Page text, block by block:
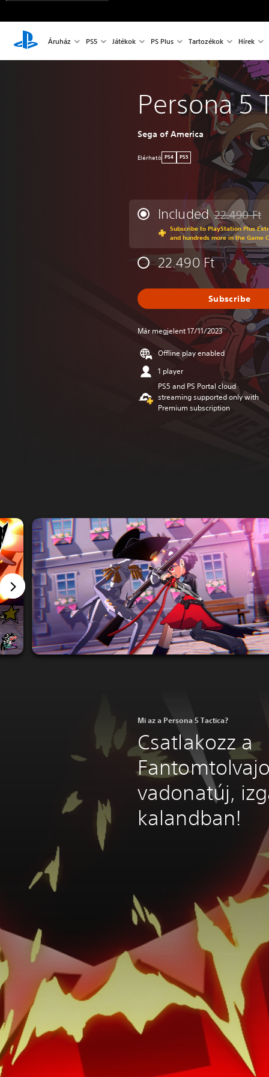
Áruház PS5 Játékok PS Plus Tartozékok Hírek
Persona 5
Sega of America
Elérhetö PS4 PS5
Included Discounted
22.490 Ft
Subscribe to PlayStation Plus
and hundreds more in the Game
22.490 Ft
Subscribe
Már megjelent 17/11/2023
Offline play enabled
1 player
PS5 and PS Portal cloud
streaming supported only with
Premium subscription
Mi az a Persona 5 Tactica?
Csatlakozz a
vadonatúj,
kalandban!